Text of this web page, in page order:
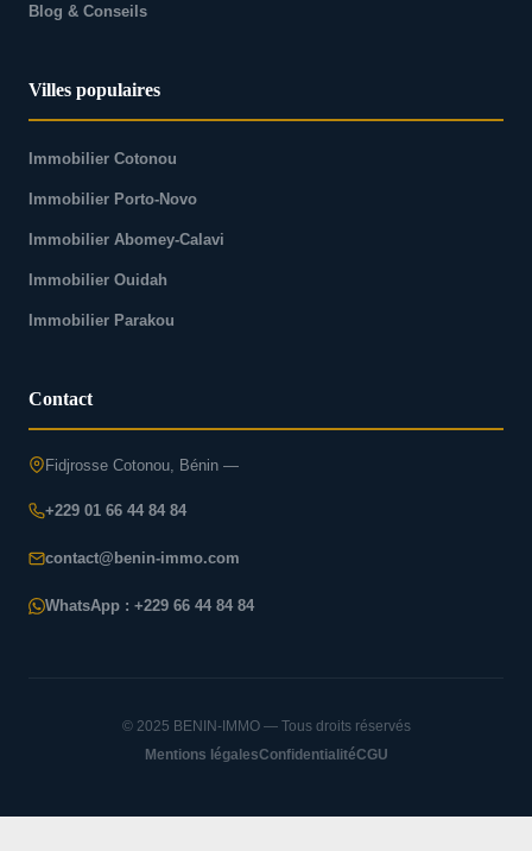
Blog & Conseils
Villes populaires
Immobilier Cotonou
Immobilier Porto-Novo
Immobilier Abomey-Calavi
Immobilier Ouidah
Immobilier Parakou
Contact
Fidjrosse Cotonou, Bénin —
+229 01 66 44 84 84
contact@benin-immo.com
WhatsApp : +229 66 44 84 84
© 2025 BENIN-IMMO — Tous droits réservés
Mentions légalesConfidentialitéCGU